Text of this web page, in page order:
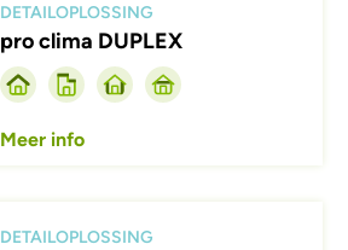
DETAILOPLOSSING
pro clima DUPLEX
Meer info
DETAILOPLOSSING